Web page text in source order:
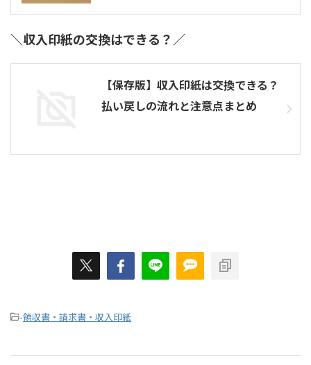
＼収入印紙の交換はできる？／
【保存版】収入印紙は交換できる？
払い戻しの流れと注意点まとめ
-領収書・請求書・収入印紙